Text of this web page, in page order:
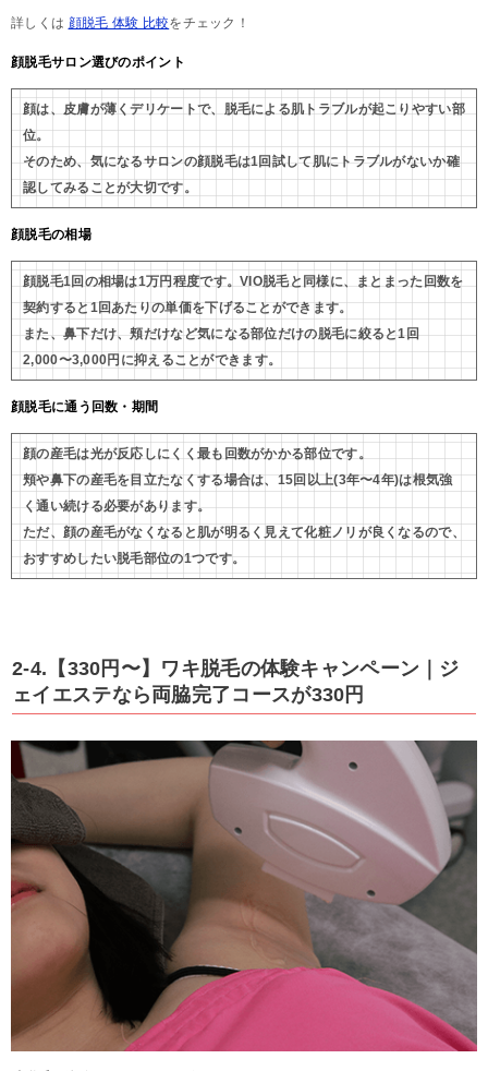
詳しくは 顔脱毛 体験 比較をチェック！
顔脱毛サロン選びのポイント
顔は、皮膚が薄くデリケートで、脱毛による肌トラブルが起こりやすい部
位。
そのため、気になるサロンの顔脱毛は1回試して肌にトラブルがないか確
認してみることが大切です。
顔脱毛の相場
顔脱毛1回の相場は1万円程度です。VIO脱毛と同様に、まとまった回数を
契約すると1回あたりの単価を下げることができます。
また、鼻下だけ、頬だけなど気になる部位だけの脱毛に絞ると1回
2,000〜3,000円に抑えることができます。
顔脱毛に通う回数・期間
顔の産毛は光が反応しにくく最も回数がかかる部位です。
頬や鼻下の産毛を目立たなくする場合は、15回以上(3年〜4年)は根気強
く通い続ける必要があります。
ただ、顔の産毛がなくなると肌が明るく見えて化粧ノリが良くなるので、
おすすめしたい脱毛部位の1つです。
2-4.【330円〜】ワキ脱毛の体験キャンペーン｜ジ
ェイエステなら両脇完了コースが330円